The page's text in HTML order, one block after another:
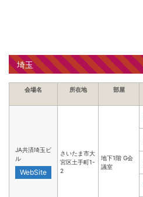
埼玉
会場名 所在地 部屋
JA共済埼玉ビ
ル
WebSite
さいたま市大
宮区土手町1-
2
地下1階 G会
議室